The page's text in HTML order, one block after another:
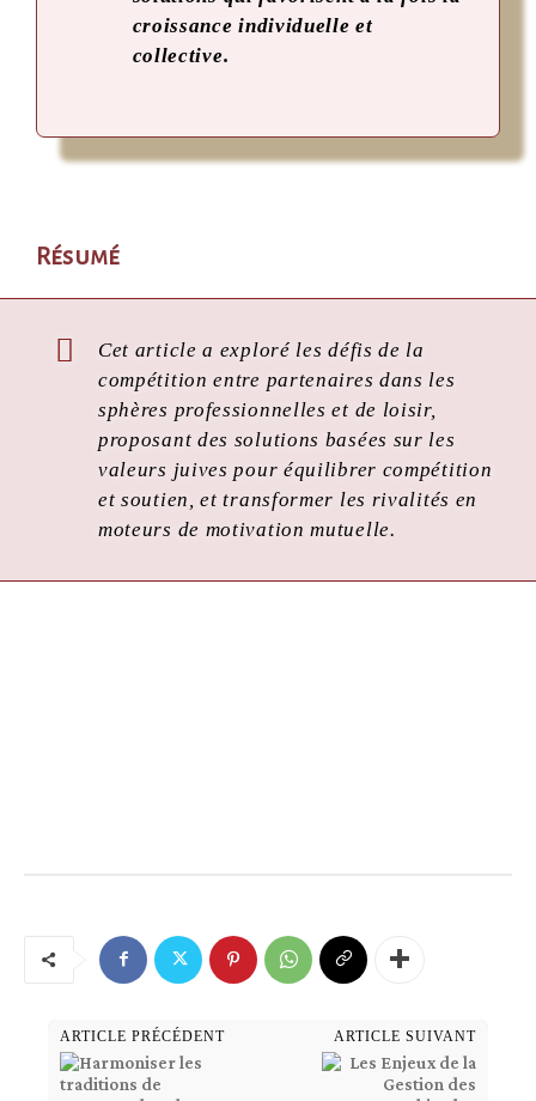
croissance individuelle et
collective.
Résumé
Cet article a exploré les défis de la
compétition entre partenaires dans les
sphères professionnelles et de loisir,
proposant des solutions basées sur les
valeurs juives pour équilibrer compétition
et soutien, et transformer les rivalités en
moteurs de motivation mutuelle.
ARTICLE PRÉCÉDENT ARTICLE SUIVANT